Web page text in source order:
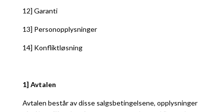
12] Garanti
13] Personopplysninger
14] Konfliktløsning
1] Avtalen
Avtalen består av disse salgsbetingelsene, opplysninger